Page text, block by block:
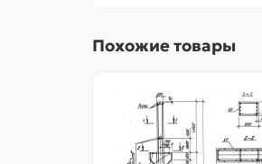
Похожие товары